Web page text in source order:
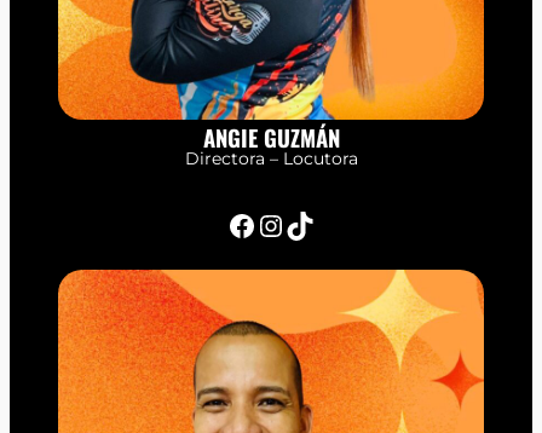
ANGIE GUZMÁN
Directora – Locutora
Facebook InstagramTikTok